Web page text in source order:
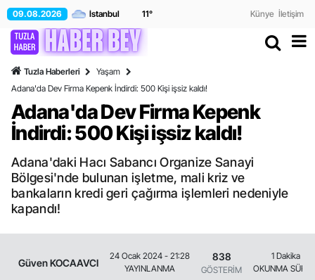
09.08.2026 11° Künye İletişim
Tuzla Haberleri
Yaşam
Adana'da Dev Firma Kepenk İndirdi: 500 Kişi işsiz kaldı!
Adana'da Dev Firma Kepenk
İndirdi: 500 Kişi işsiz kaldı!
Adana'daki Hacı Sabancı Organize Sanayi
Bölgesi'nde bulunan işletme, mali kriz ve
bankaların kredi geri çağırma işlemleri nedeniyle
kapandı!
Güven KOCAAVCI
24 Ocak 2024 - 21:28
YAYINLANMA
838
GÖSTERİM
1 Dakika
OKUNMA